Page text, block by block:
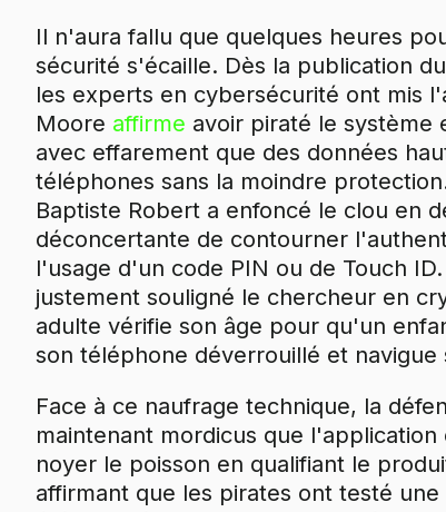
Il n'aura fallu que quelques heures
sécurité s'écaille. Dès la publication
les experts en cybersécurité ont mis
Moore affirme avoir piraté le système
avec effarement que des données
téléphones sans la moindre
Baptiste Robert a enfoncé le clou en
déconcertante de contourner
l'usage d'un code PIN ou de Touch
justement souligné le chercheur en
adulte vérifie son âge pour qu'un
son téléphone déverrouillé et navigue
Face à ce naufrage technique, la
maintenant mordicus que
noyer le poisson en qualifiant le
affirmant que les pirates ont testé